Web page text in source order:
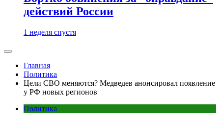
действий России
1 неделя спустя
Главная
Политика
Цели СВО меняются? Медведев анонсировал появление
у РФ новых регионов
Политика